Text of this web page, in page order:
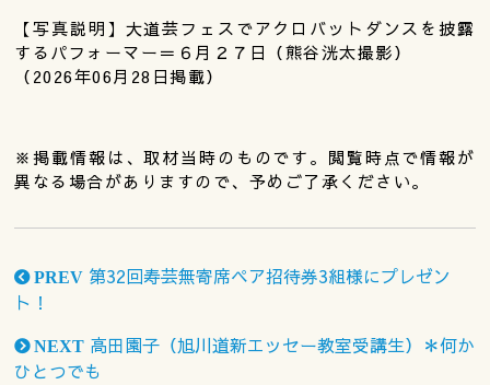
【写真説明】大道芸フェスでアクロバットダンスを披露
するパフォーマー＝６月２７日（熊谷洸太撮影）
（2026年06月28日掲載）
※掲載情報は、取材当時のものです。閲覧時点で情報が
異なる場合がありますので、予めご了承ください。
PREV 第32回寿芸無寄席ペア招待券3組様にプレゼン
ト！
NEXT 高田園子（旭川道新エッセー教室受講生）＊何か
ひとつでも